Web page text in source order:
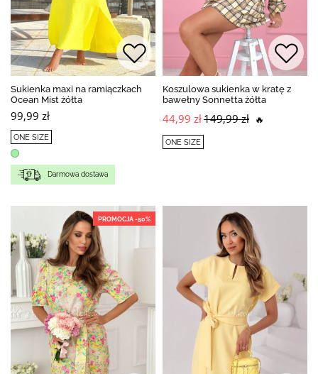
Sukienka maxi na ramiączkach
Ocean Mist żółta
99,99 zł
ONE SIZE
Darmowa dostawa
Koszulowa sukienka w kratę z
bawełny Sonnetta żółta
44,99 zł149,99 zł 🔥
ONE SIZE
PROMOCJA -50%